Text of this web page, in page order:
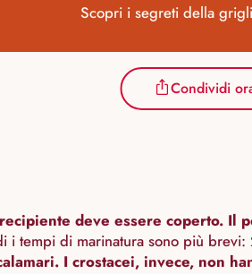
Scopri i segreti della
Condividi
deve essere coperto. Il
i tempi di marinatura sono più brevi:
I crostacei, invece, non